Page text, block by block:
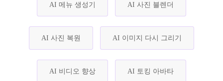
AI 메뉴 생성기 AI 사진 블렌더
AI 사진 복원 AI 이미지 다시 그리기
AI 비디오 향상 AI 토킹 아바타